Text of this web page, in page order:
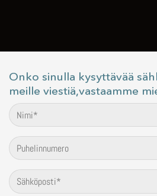
Onko sinulla kysyttävää
meille viestiä,vastaamme